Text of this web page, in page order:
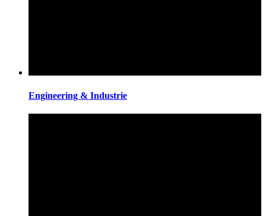
Engineering & Industrie